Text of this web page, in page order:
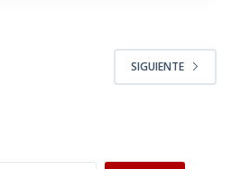
SIGUIENTE